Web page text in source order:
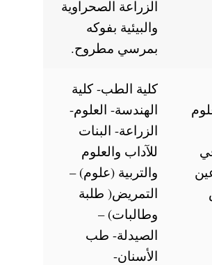
الزراعة الصحراوية
والبيئية بفوكه
بمرسي مطروح.
كلية الطب- كلية
الهندسة- العلوم-
الزراعة- البنات
للآداب والعلوم
والتربية (علوم) –
التمريض( طلبة
وطالبات) –
الصيدلة- طب